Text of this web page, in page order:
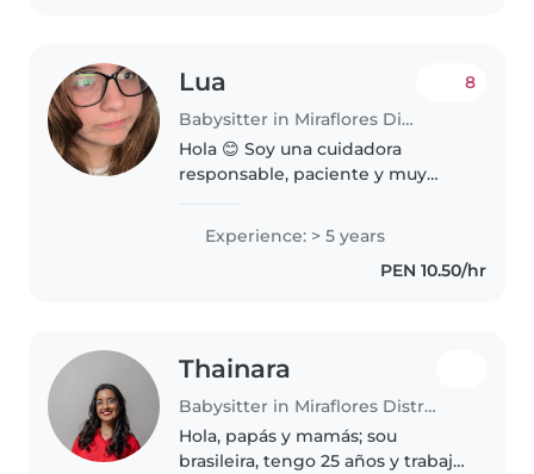
Lua
Babysitter in Miraflores District
8
Hola 😊 Soy una cuidadora
responsable, paciente y muy
experiencia cuidando niños de
diferentes edades. Disfruto
mucho pasar tiempo con ellos,
Experience: > 5 years
PEN 10.50/hr
Thainara
Babysitter in Miraflores District
Hola, papás y mamás; sou
brasileira, tengo 25 años y trabajo